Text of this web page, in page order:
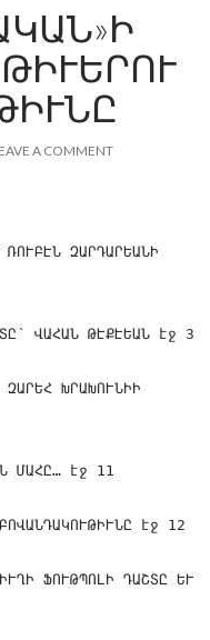
A COMMENT
ԶԱՐԴԱՐԵԱՆԻ
ՎԱՀԱՆ ԹԷՔԷԵԱՆ էջ 3
ԽՐԱԽՈՒՆԻԻ
ՄԱՀԸ… էջ 11
էջ 12
ՖՈՒԹՊՈԼԻ ԴԱՇՏԸ ԵՒ